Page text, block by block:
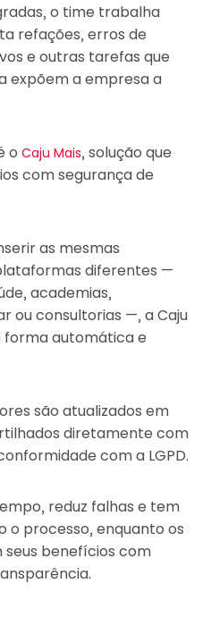
o time trabalha
refações, erros de
e outras tarefas que
expõem a empresa a
o Caju Mais, solução que
com segurança de
as mesmas
diferentes —
academias,
ou consultorias —, a Caju
forma automática e
são atualizados em
diretamente com
com a LGPD.
reduz falhas e tem
o processo, enquanto os
benefícios com